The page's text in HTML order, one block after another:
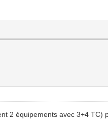
2 équipements avec 3+4 TC)